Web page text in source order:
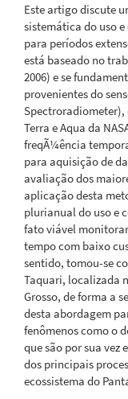
Este artigo discute
sistemática do uso
para períodos
está baseado no
2006) e se
provenientes do
Spectroradiometer),
Terra e Aqua da
freqÃ¼ência
para aquisição de
avaliação dos
aplicação desta
plurianual do uso e
fato viável
tempo com baixo
sentido, tomou-se
Taquari, localizada
Grosso, de forma a
desta abordagem
fenômenos como o
que são por sua vez
dos principais
ecossistema do